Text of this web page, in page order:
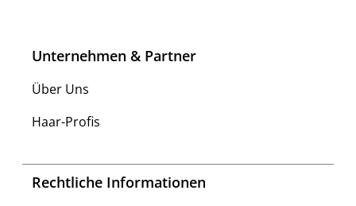
Unternehmen & Partner
Über Uns
Haar-Profis
Rechtliche Informationen